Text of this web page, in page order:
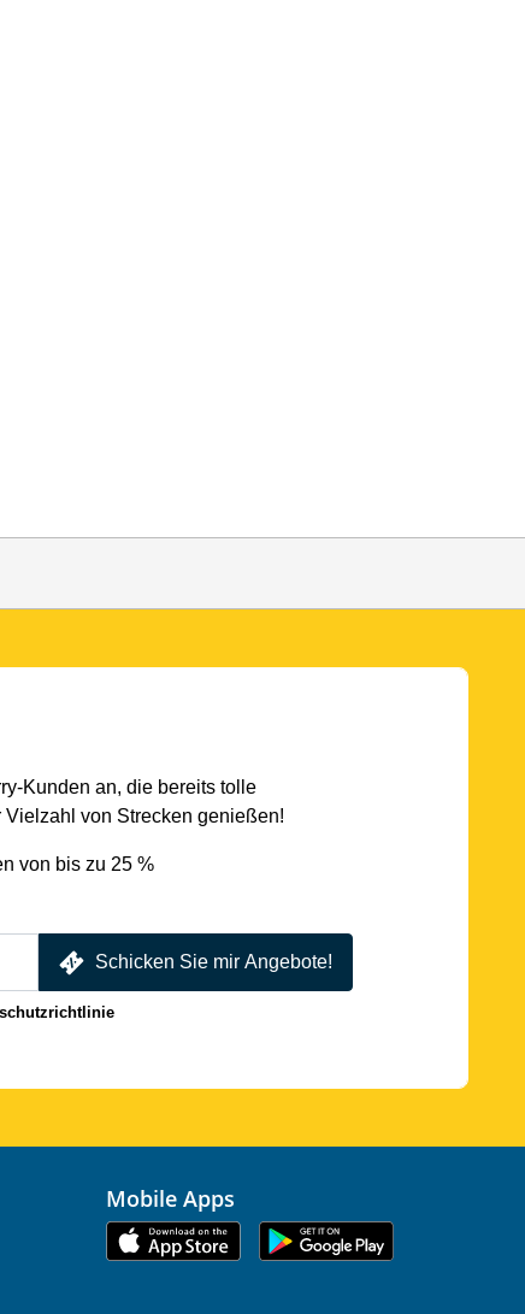
Kunden an, die bereits tolle
von Strecken genießen!
von bis zu 25 %
Schicken Sie mir Angebote!
Mobile Apps